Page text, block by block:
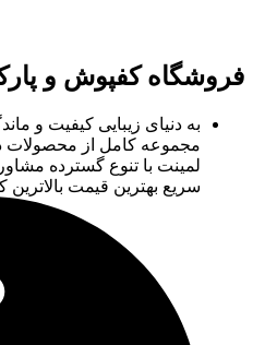
فروشگاه کفپوش و
به دنیای زیبایی کیفیت و
مجموعه کامل از محصولات
لمینت با تنوع گسترده
سریع بهترین قیمت بالاترین